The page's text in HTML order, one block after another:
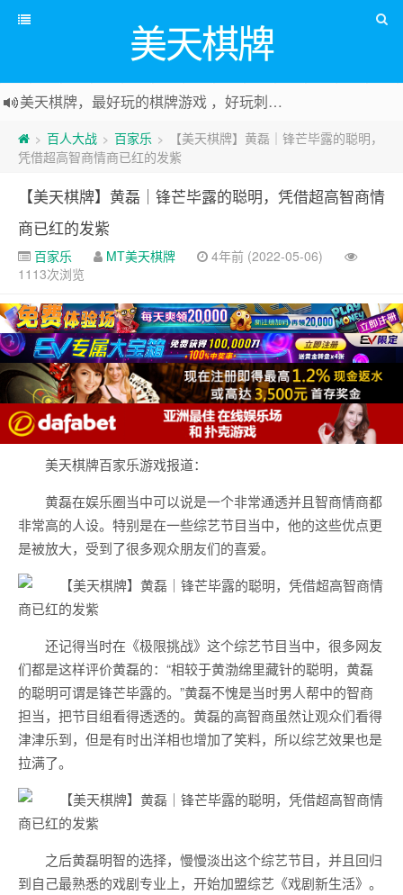
美天棋牌
美天棋牌，最好玩的棋牌游戏 ，好玩刺激可以赚Money，传送门：
> 百人大战 > 百家乐 >
【美天棋牌】黄磊｜锋芒毕露的聪明，
凭借超高智商情商已红的发紫
【美天棋牌】黄磊｜锋芒毕露的聪明，凭借超高智商情
商已红的发紫
百家乐 MT美天棋牌
4年前 (2022-05-06)
1113次浏览
美天棋牌百家乐游戏报道：
黄磊在娱乐圈当中可以说是一个非常通透并且智商情商都
非常高的人设。特别是在一些综艺节目当中，他的这些优点更
是被放大，受到了很多观众朋友们的喜爱。
还记得当时在《极限挑战》这个综艺节目当中，很多网友
们都是这样评价黄磊的：“相较于黄渤绵里藏针的聪明，黄磊
的聪明可谓是锋芒毕露的。”黄磊不愧是当时男人帮中的智商
担当，把节目组看得透透的。黄磊的高智商虽然让观众们看得
津津乐到，但是有时出洋相也增加了笑料，所以综艺效果也是
拉满了。
之后黄磊明智的选择，慢慢淡出这个综艺节目，并且回归
到自己最熟悉的戏剧专业上，开始加盟综艺《戏剧新生活》。